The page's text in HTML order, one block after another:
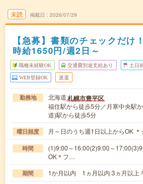
未読 掲載日 2026/07/29
【急募】書類のチェックだけ
時給1650円/週2日～
職種未経験OK 交通費別途支給あり 土日
WEB登録OK 派遣
勤務地 北海道札幌市豊平区
福住駅から徒歩5分／月寒中央駅
道)駅から徒歩5分
曜日頻度 月～日のうち週1日以上からOK ＊
時間
(1)9:00～16:00(2)9:00～
OK＊フ…
期間 1か月以内 1ヵ月以内 3ヵ月以上